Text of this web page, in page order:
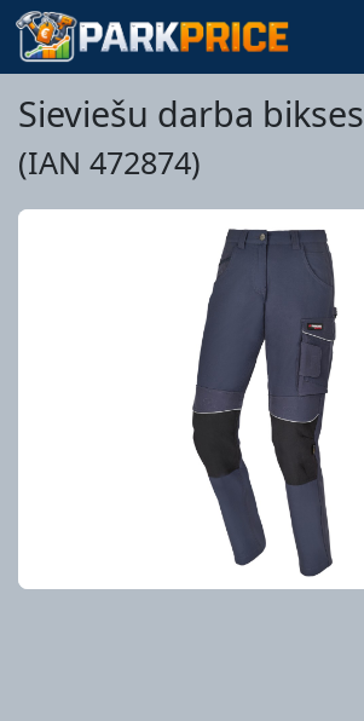
Sieviešu darba bikses
(IAN 472874)